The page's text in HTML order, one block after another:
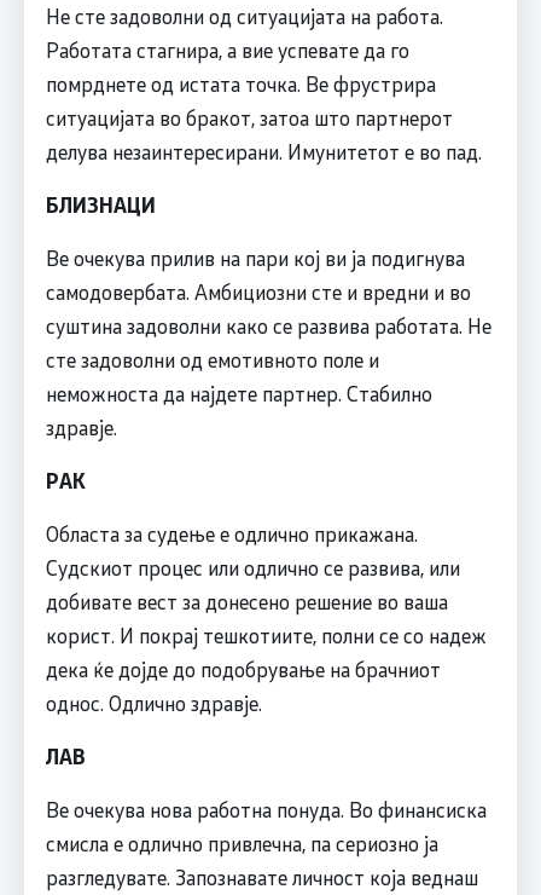
Не сте задоволни од ситуацијата на работа.
Работата стагнира, а вие успевате да го
помрднете од истата точка. Ве фрустрира
ситуацијата во бракот, затоа што партнерот
делува незаинтересирани. Имунитетот е во пад.
БЛИЗНАЦИ
Ве очекува прилив на пари кој ви ја подигнува
самодовербата. Амбициозни сте и вредни и во
суштина задоволни како се развива работата. Не
сте задоволни од емотивното поле и
неможноста да најдете партнер. Стабилно
здравје.
РАК
Областа за судење е одлично прикажана.
Судскиот процес или одлично се развива, или
добивате вест за донесено решение во ваша
корист. И покрај тешкотиите, полни се со надеж
дека ќе дојде до подобрување на брачниот
однос. Одлично здравје.
ЛАВ
Ве очекува нова работна понуда. Во финансиска
смисла е одлично привлечна, па сериозно ја
разгледувате. Запознавате личност која веднаш